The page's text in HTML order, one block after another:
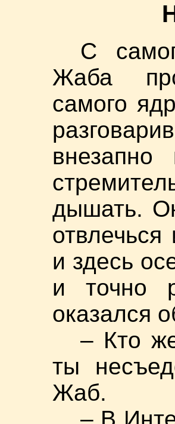
С
Жаба
самого
дышать.
и здесь
и точно
оказался
– Кто
ты
Жаб.